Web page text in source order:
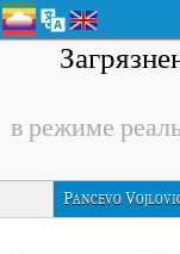
в режиме
Pancevo